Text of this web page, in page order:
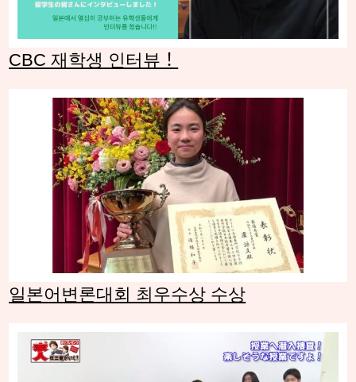
CBC 재학생 인터뷰！
일본어변론대회 최우수상 수상